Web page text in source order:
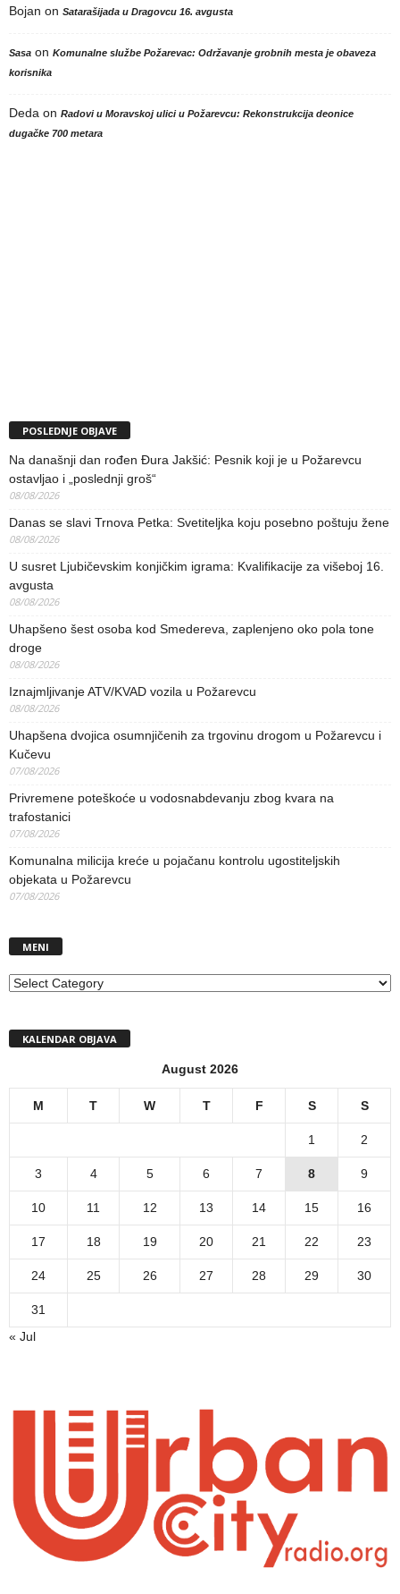
Bojan on Satarašijada u Dragovcu 16. avgusta
Sasa on Komunalne službe Požarevac: Održavanje grobnih mesta je obaveza
korisnika
Deda on Radovi u Moravskoj ulici u Požarevcu: Rekonstrukcija deonice
dugačke 700 metara
POSLEDNJE OBJAVE
Na današnji dan rođen Đura Jakšić: Pesnik koji je u Požarevcu
ostavljao i „poslednji groš“
08/08/2026
Danas se slavi Trnova Petka: Svetiteljka koju posebno poštuju žene
08/08/2026
U susret Ljubičevskim konjičkim igrama: Kvalifikacije za višeboj 16.
avgusta
08/08/2026
Uhapšeno šest osoba kod Smedereva, zaplenjeno oko pola tone
droge
08/08/2026
Iznajmljivanje ATV/KVAD vozila u Požarevcu
08/08/2026
Uhapšena dvojica osumnjičenih za trgovinu drogom u Požarevcu i
Kučevu
07/08/2026
Privremene poteškoće u vodosnabdevanju zbog kvara na
trafostanici
07/08/2026
Komunalna milicija kreće u pojačanu kontrolu ugostiteljskih
objekata u Požarevcu
07/08/2026
MENI
MENI
KALENDAR OBJAVA
August 2026
M T W T F S S
1 2
3 4 5 6 7 8 9
10 11 12 13 14 15 16
17 18 19 20 21 22 23
24 25 26 27 28 29 30
31
« Jul